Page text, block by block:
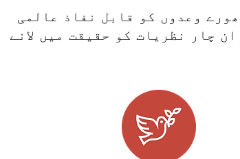
وعدوں کو قابل نفاذ عالمی
چار نظریات کو حقیقت میں لانے